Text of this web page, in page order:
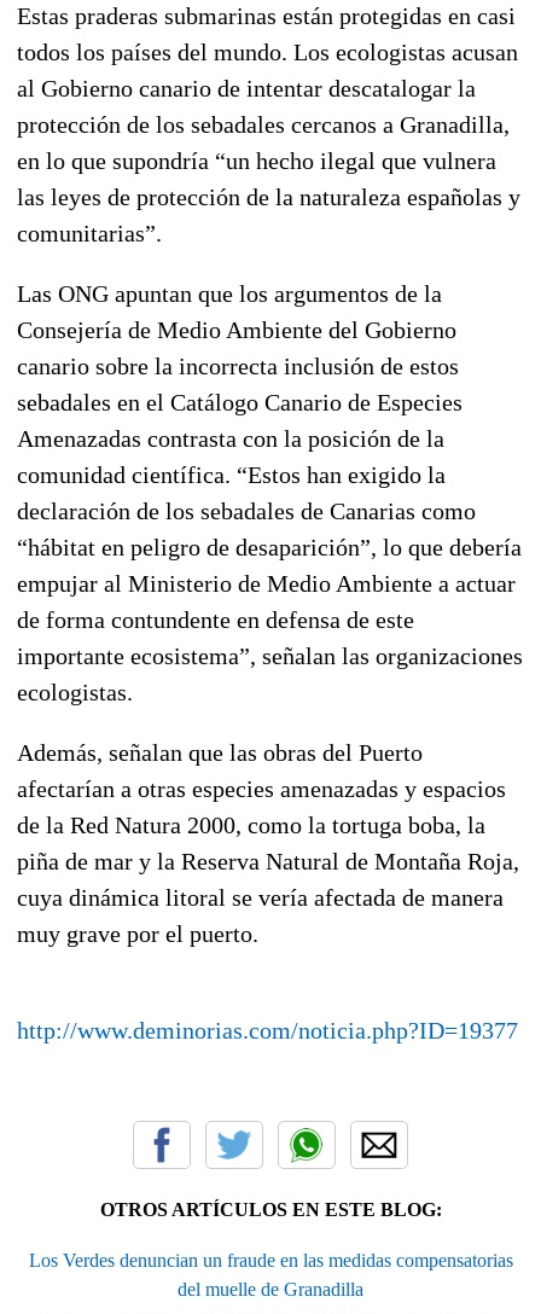
Estas praderas submarinas están protegidas en casi
todos los países del mundo. Los ecologistas acusan
al Gobierno canario de intentar descatalogar la
protección de los sebadales cercanos a Granadilla,
en lo que supondría “un hecho ilegal que vulnera
las leyes de protección de la naturaleza españolas y
comunitarias”.
Las ONG apuntan que los argumentos de la
Consejería de Medio Ambiente del Gobierno
canario sobre la incorrecta inclusión de estos
sebadales en el Catálogo Canario de Especies
Amenazadas contrasta con la posición de la
comunidad científica. “Estos han exigido la
declaración de los sebadales de Canarias como
“hábitat en peligro de desaparición”, lo que debería
empujar al Ministerio de Medio Ambiente a actuar
de forma contundente en defensa de este
importante ecosistema”, señalan las organizaciones
ecologistas.
Además, señalan que las obras del Puerto
afectarían a otras especies amenazadas y espacios
de la Red Natura 2000, como la tortuga boba, la
piña de mar y la Reserva Natural de Montaña Roja,
cuya dinámica litoral se vería afectada de manera
muy grave por el puerto.
http://www.deminorias.com/noticia.php?ID=19377
OTROS ARTÍCULOS EN ESTE BLOG:
Los Verdes denuncian un fraude en las medidas compensatorias
del muelle de Granadilla